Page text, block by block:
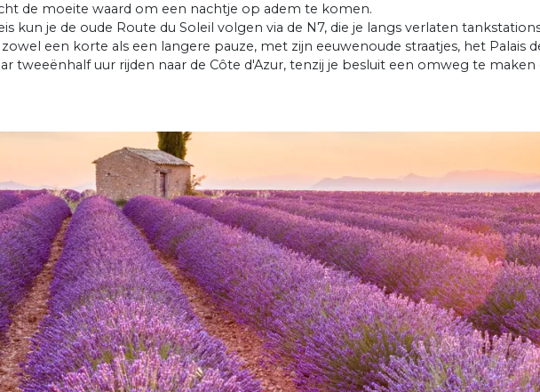
de moeite waard om een nachtje op adem te komen.
kun je de oude Route du Soleil volgen via de N7, die je langs verlaten
een korte als een langere pauze, met zijn eeuwenoude straatjes, het Palais
tweeënhalf uur rijden naar de Côte d'Azur, tenzij je besluit een omweg te